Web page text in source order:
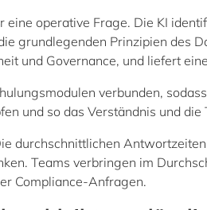
eine operative Frage. Die KI
grundlegenden Prinzipien des
und Governance, und liefert
verbunden,
und so das Verständnis und
durchschnittlichen
Teams verbringen im
Compliance-Anfragen.